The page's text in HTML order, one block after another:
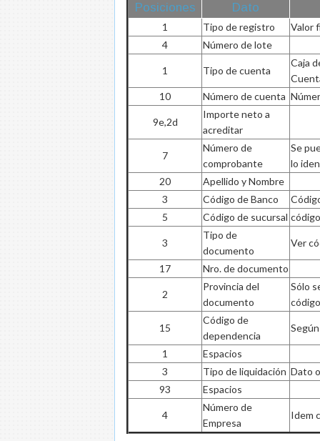
Posiciones Dato
1 Tipo de registro
Valor
4
Número de lote
1 Tipo de cuenta
Caja
10
Número de cuenta
9e,2d
Importe neto a
acreditar
7
Número de
comprobante
Se
lo
20
Apellido y Nombre
3
Código de Banco
5
Código de sucursal
3
Tipo de
documento
Ver
17 Nro. de documento
2
Provincia del
documento
Sólo
15
Código de
dependencia
1
Espacios
3
Tipo de liquidación Dato
93
Espacios
4
Número de
Empresa
Idem